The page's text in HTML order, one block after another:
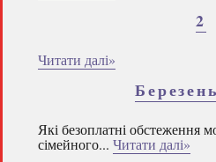
2
Читати далі»
Які безоплатні обстеження
сімейного... Читати далі»